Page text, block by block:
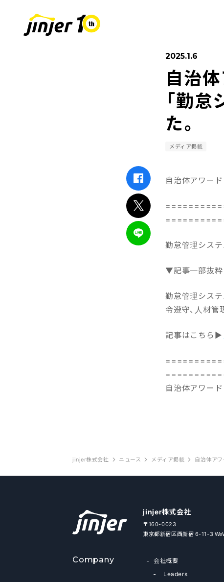
COMPANY 会社概
RECRUIT 採用情報
2025.1.6
自治
「勤
た。
メディア掲載
自治体アワード
勤怠管理シス
▼記事一部抜粋
勤怠管理シス
令遵守、人材管
記事はこちら▶
自治体アワー
jinjer株式会社 ニュース メディア掲載 自治体アワ
jinjer株式会社
〒160-0023
東京都新宿区西新宿 6-11-3
Company
会社概要
Leaders